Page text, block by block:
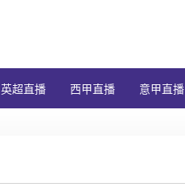
英超直播 西甲直播 意甲直播